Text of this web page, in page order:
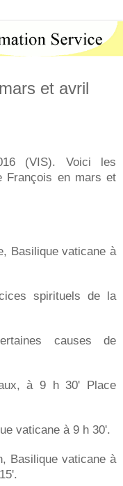
et avril
(VIS). Voici les
François en mars et
Basilique vaticane à
spirituels de la
causes de
à 9 h 30' Place
vaticane à 9 h 30'.
Basilique vaticane à